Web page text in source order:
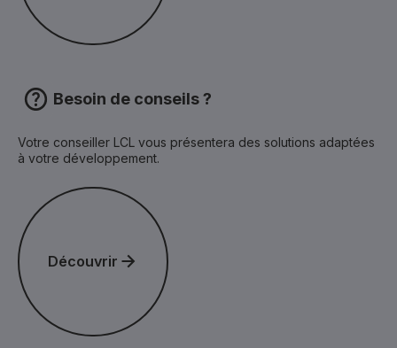
Besoin de conseils ?
Votre conseiller LCL vous présentera des solutions adaptées
à votre développement.
Découvrir
Découvrir